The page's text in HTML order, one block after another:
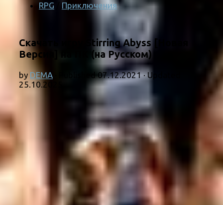
RPG Приключения
Скачать игру Stirring Abyss [Новая
Версия] на ПК (на Русском)
by DEMA 07.12.2021· Updated
25.10.2025